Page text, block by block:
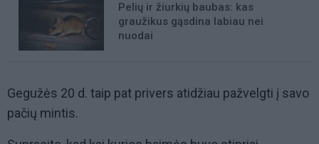
Pelių ir žiurkių baubas: kas
graužikus gąsdina labiau nei
nuodai
Gegužės 20 d. taip pat privers atidžiau pažvelgti į savo
pačių mintis.